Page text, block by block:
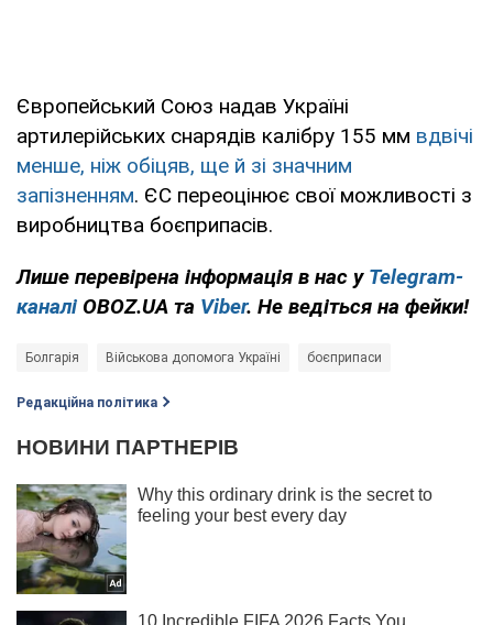
Європейський Союз надав Україні
артилерійських снарядів калібру 155 мм вдвічі
менше, ніж обіцяв, ще й зі значним
запізненням. ЄС переоцінює свої можливості з
виробництва боєприпасів.
Лише перевірена інформація в нас у Telegram-
каналі OBOZ.UA та Viber. Не ведіться на фейки!
Болгарія Військова допомога Україні боєприпаси
Редакційна політика